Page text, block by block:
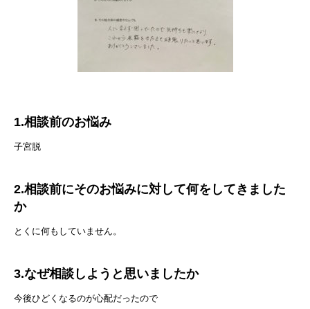
1.相談前のお悩み
子宮脱
2.相談前にそのお悩みに対して何をしてきました
か
とくに何もしていません。
3.なぜ相談しようと思いましたか
今後ひどくなるのが心配だったので